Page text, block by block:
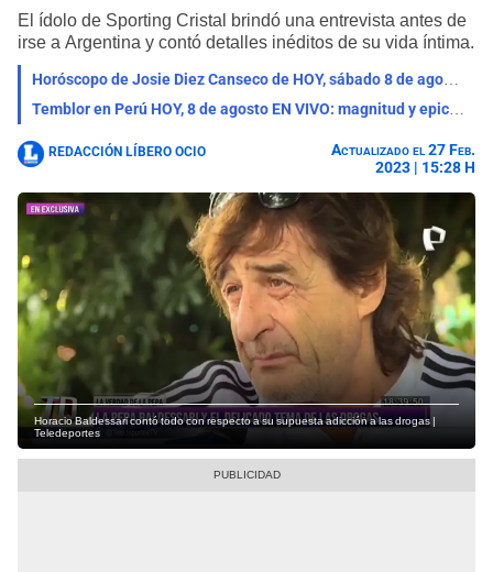
El ídolo de Sporting Cristal brindó una entrevista antes de
irse a Argentina y contó detalles inéditos de su vida íntima.
Horóscopo de Josie Diez Canseco de HOY, sábado 8 de agosto: acertadas predicciones en el amor, salud y dinero
Temblor en Perú HOY, 8 de agosto EN VIVO: magnitud y epicentro de los últimos sismos según IGP
REDACCIÓN LÍBERO OCIO
Actualizado el 27 Feb.
2023 | 15:28 H
Horacio Baldessari contó todo con respecto a su supuesta adicción a las drogas |
Teledeportes